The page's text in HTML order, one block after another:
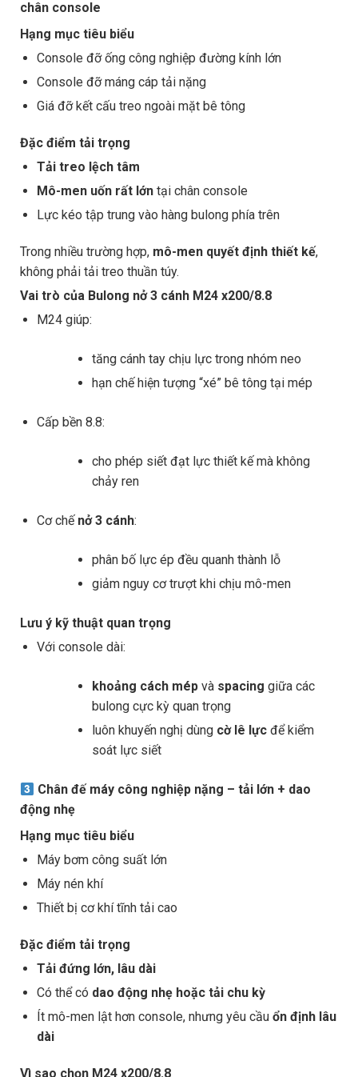
chân console
Hạng mục tiêu biểu
Console đỡ ống công nghiệp đường kính lớn
Console đỡ máng cáp tải nặng
Giá đỡ kết cấu treo ngoài mặt bê tông
Đặc điểm tải trọng
Tải treo lệch tâm
Mô-men uốn rất lớntại chân console
Lực kéo tập trung vào hàng bulong phía trên
Trong nhiều trường hợp, mô-men quyết định thiết kế,
không phải tải treo thuần túy.
Vai trò của Bulong nở 3 cánh M24 x200/8.8
M24 giúp:
tăng cánh tay chịu lực trong nhóm neo
hạn chế hiện tượng “xé” bê tông tại mép
Cấp bền 8.8:
cho phép siết đạt lực thiết kế mà không
chảy ren
Cơ chế nở 3 cánh:
phân bố lực ép đều quanh thành lỗ
giảm nguy cơ trượt khi chịu mô-men
Lưu ý kỹ thuật quan trọng
Với console dài:
khoảng cách mépvà spacing giữa các
bulong cực kỳ quan trọng
luôn khuyến nghị dùng cờ lê lựcđể kiểm
soát lực siết
Chân đế máy công nghiệp nặng – tải lớn + dao
động nhẹ
Hạng mục tiêu biểu
Máy bơm công suất lớn
Máy nén khí
Thiết bị cơ khí tĩnh tải cao
Đặc điểm tải trọng
Tải đứng lớn, lâu dài
Có thể có dao động nhẹ hoặc tải chu kỳ
Ít mô-men lật hơn console, nhưng yêu cầu ổn định lâu
dài
Vì sao chọn M24 x200/8.8